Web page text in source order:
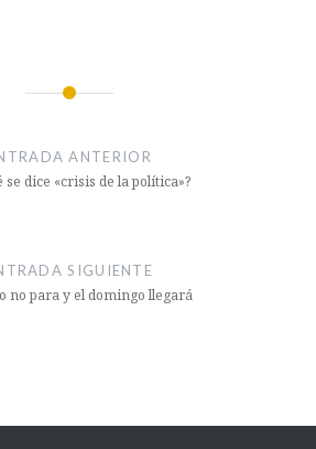
ANTERIOR
se dice «crisis de la política»?
SIGUIENTE
no para y el domingo llegará